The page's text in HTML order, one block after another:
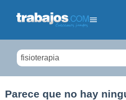
Parece que no hay